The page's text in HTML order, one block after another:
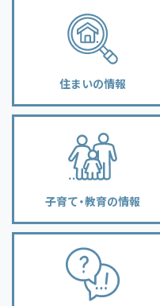
住まいの情報
子育て・教育の情報